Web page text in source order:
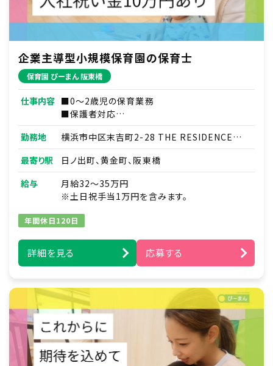
企業主導型小規模保育園の保育士
保育園 ぴーまん 阪東橋
仕事内容 ■0～2歳児の保育業務
■保護者対応
■連絡帳・記録業務
※ICTシステムを使用
■各種研修参加
■見学対応
■調理補助
■ほか付随する業務
勤務地
横浜市中区末吉町2-28 THE RESIDENCE
HARU101号室
最寄り駅
日ノ出町、黄金町、阪東橋
給与
月給32～35万円
※土日祝手当1万円を含みます。
年間休日120日
詳細を見る 応募する